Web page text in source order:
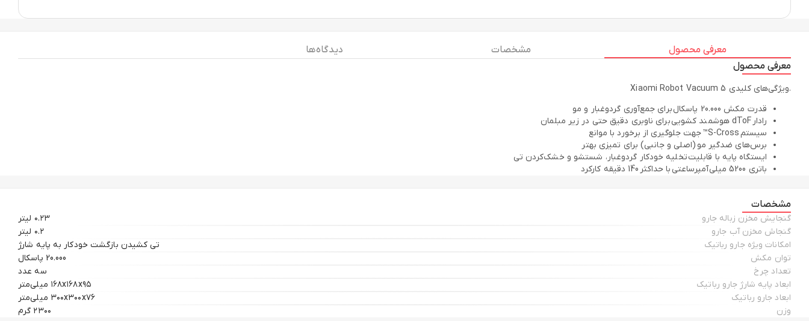
معرفی محصول مشخصات
دیدگاه ها
معرفی محصول
.ویژگی‌های کلیدی Xiaomi Robot Vacuum 5
قدرت مکش 20.000 پاسکال برای جمع‌آوری گردوغبار و مو
رادار dToF هوشمند کشویی برای ناوبری دقیق حتی در زیر مبلمان
سیستم S-Cross™ جهت جلوگیری از برخورد با موانع
برس‌های ضدگیر مو (اصلی و جانبی) برای تمیزی بهتر
ایستگاه پایه با قابلیت تخلیه خودکار گردوغبار، شستشو و خشک‌کردن تی
باتری 5200 میلی‌آمپرساعتی با حداکثر 140 دقیقه کارکرد
مشخصات
گنجایش مخزن زباله جارو
۰.۲۳ لیتر
گنجاش مخزن آب جارو
۰.۲ لیتر
امکانات ویژه جارو رباتیک
تی‌ کشیدن بازگشت خودکار به پایه شارژ
توان مکش
20.000 پاسکال
تعداد چرخ
سه عدد
ابعاد پایه شارژ جارو رباتیک
۱۶۸x۱۶۸x۹۵ میلی‌متر
ابعاد جارو رباتیک
۳۰۰x۳۰۰x۷۶ میلی‌متر
وزن
۲۳۰۰ گرم